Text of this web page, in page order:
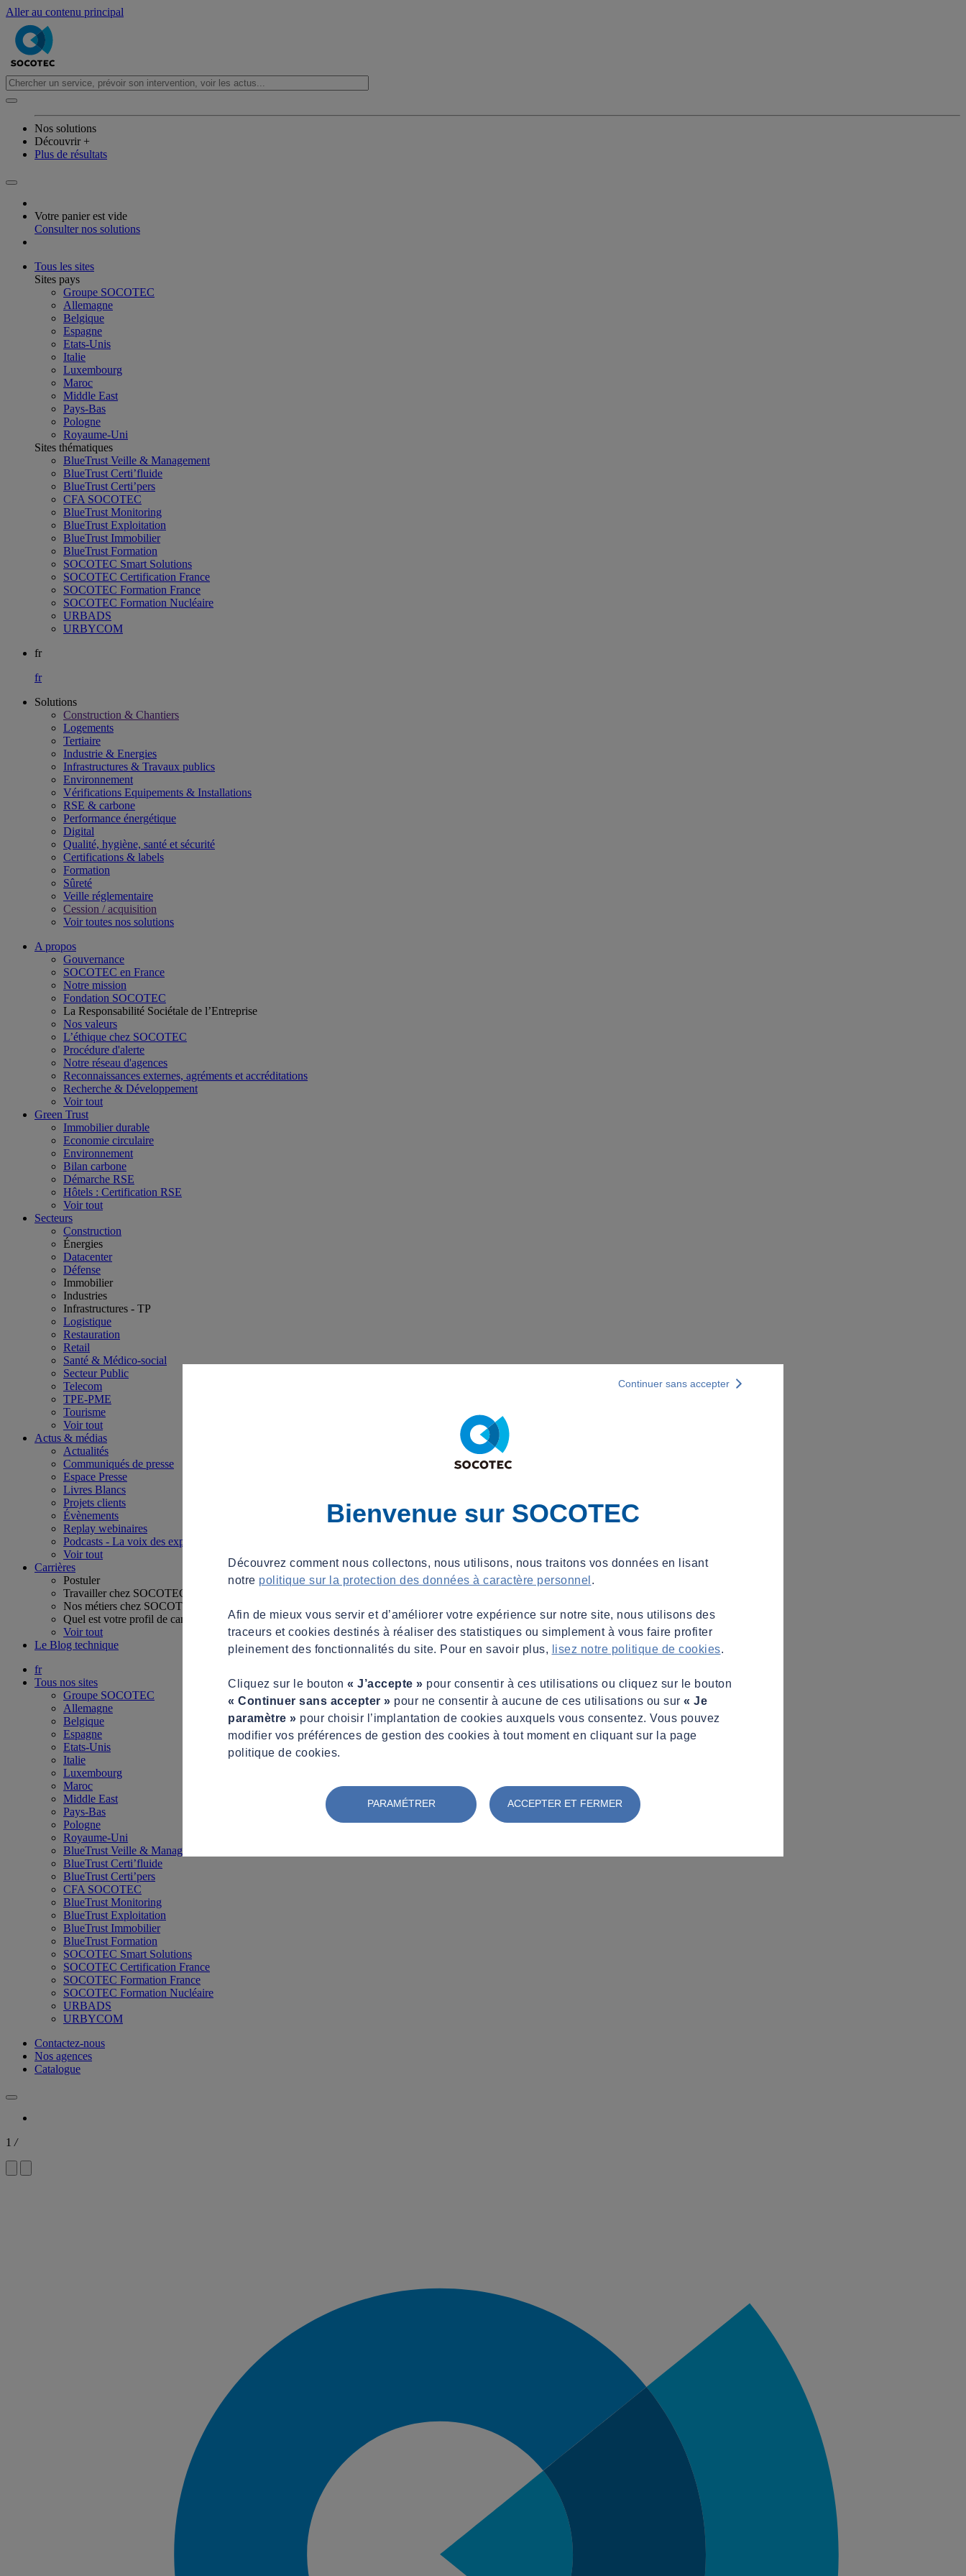
Aller au contenu principal
Nos solutions
Découvrir +
Plus de résultats
Votre panier est vide
Consulter nos solutions
Tous les sites
Sites pays
Groupe SOCOTEC
Allemagne
Belgique
Espagne
Etats-Unis
Italie
Luxembourg
Maroc
Middle East
Pays-Bas
Pologne
Royaume-Uni
Sites thématiques
BlueTrust Veille & Management
BlueTrust Certi’fluide
BlueTrust Certi’pers
CFA SOCOTEC
BlueTrust Monitoring
BlueTrust Exploitation
BlueTrust Immobilier
BlueTrust Formation
SOCOTEC Smart Solutions
SOCOTEC Certification France
SOCOTEC Formation France
SOCOTEC Formation Nucléaire
URBADS
URBYCOM
fr
fr
Solutions
Construction & Chantiers
Logements
Tertiaire​
Industrie & Energies
Infrastructures & Travaux publics​
Environnement​
Vérifications Equipements & Installations​
RSE & carbone​
Performance énergétique​
Digital
Qualité, hygiène, santé et sécurité​
Certifications & labels​
Formation​
Sûreté​
Veille réglementaire
Cession / acquisition​
Voir toutes nos solutions
A propos
Gouvernance
SOCOTEC en France
Notre mission
Fondation SOCOTEC
La Responsabilité Sociétale de l’Entreprise
Nos valeurs
L’éthique chez SOCOTEC
Procédure d'alerte
Notre réseau d'agences
Reconnaissances externes, agréments et accréditations
Recherche & Développement
Voir tout
Green Trust
Immobilier durable
Economie circulaire
Environnement
Bilan carbone
Démarche RSE
Hôtels : Certification RSE
Voir tout
Secteurs
Construction
Énergies
Datacenter
Défense
Immobilier
Industries
Infrastructures - TP
Logistique
Restauration
Retail
Santé & Médico-social
Secteur Public
Telecom
TPE-PME
Tourisme
Voir tout
Actus & médias
Actualités
Communiqués de presse
Espace Presse
Livres Blancs
Projets clients
Évènements
Replay webinaires
Podcasts - La voix des experts
Voir tout
Carrières
Postuler
Travailler chez SOCOTEC
Nos métiers chez SOCOTEC
Quel est votre profil de candidat ?
Voir tout
Le Blog technique
fr
Tous nos sites
Groupe SOCOTEC
Allemagne
Belgique
Espagne
Etats-Unis
Italie
Luxembourg
Maroc
Middle East
Pays-Bas
Pologne
Royaume-Uni
BlueTrust Veille & Management
BlueTrust Certi’fluide
BlueTrust Certi’pers
CFA SOCOTEC
BlueTrust Monitoring
BlueTrust Exploitation
BlueTrust Immobilier
BlueTrust Formation
SOCOTEC Smart Solutions
SOCOTEC Certification France
SOCOTEC Formation France
SOCOTEC Formation Nucléaire
URBADS
URBYCOM
Contactez-nous
Nos agences
Catalogue
1 /
Bienvenue sur SOCOTEC
Découvrez comment nous collectons, nous utilisons, nous traitons vos données en lisant
notre politique sur la protection des données à caractère personnel .
Afin de mieux vous servir et d’améliorer votre expérience sur notre site, nous utilisons des
traceurs et cookies destinés à réaliser des statistiques ou simplement à vous faire profiter
pleinement des fonctionnalités du site. Pour en savoir plus,
lisez notre politique de cookies.
Cliquez sur le bouton « J’accepte » pour consentir à ces utilisations ou cliquez sur le bouton
« Continuer sans accepter » pour ne consentir à aucune de ces utilisations ou sur « Je
paramètre » pour choisir l’implantation de cookies auxquels vous consentez. Vous pouvez
modifier vos préférences de gestion des cookies à tout moment en cliquant sur la page
politique de cookies.
PARAMÉTRER ACCEPTER ET FERMER
Continuer sans accepter